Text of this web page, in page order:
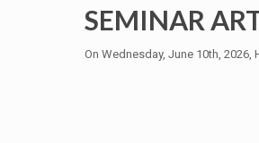
SEMINAR
On Wednesday, June 10th,